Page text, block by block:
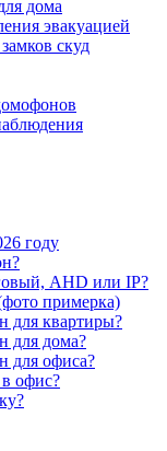
дома
эвакуацией
скуд
году
AHD или IP?
примерка)
для квартиры?
для дома?
для офиса?
офис?